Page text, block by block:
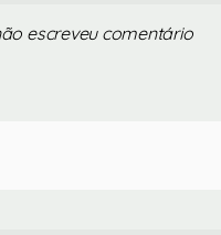
escreveu comentário